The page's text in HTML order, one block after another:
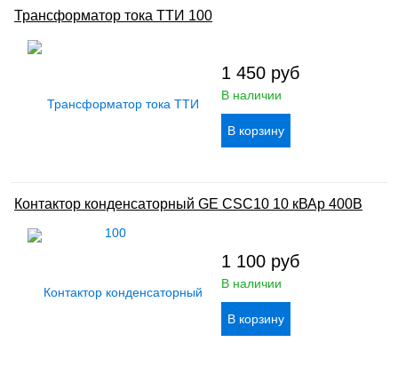
Трансформатор тока ТТИ 100
1 450 руб
В наличии
Контактор конденсаторный GE CSC10 10 кВАр 400В
1 100 руб
В наличии